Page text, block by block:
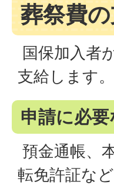
葬祭費
国保加入者
支給します。
申請に必
預金通帳、
転免許証など